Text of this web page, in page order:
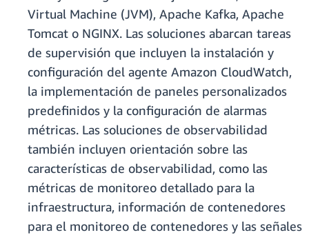
Virtual Machine (JVM), Apache Kafka, Apache
Tomcat o NGINX. Las soluciones abarcan tareas
de supervisión que incluyen la instalación y
configuración del agente Amazon CloudWatch,
la implementación de paneles personalizados
predefinidos y la configuración de alarmas
métricas. Las soluciones de observabilidad
también incluyen orientación sobre las
características de observabilidad, como las
métricas de monitoreo detallado para la
infraestructura, información de contenedores
para el monitoreo de contenedores y las señales